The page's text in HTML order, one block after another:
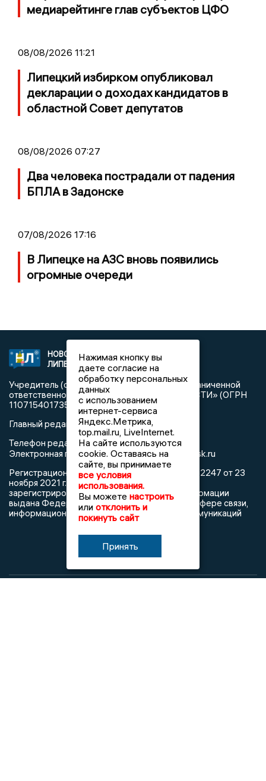
медиарейтинге глав субъектов ЦФО
08/08/2026 11:21
Липецкий избирком опубликовал
декларации о доходах кандидатов в
областной Совет депутатов
08/08/2026 07:27
Два человека пострадали от падения
БПЛА в Задонске
07/08/2026 17:16
В Липецке на АЗС вновь появились
огромные очереди
НОВОСТИ
ЛИПЕЦКА
2021 © NEWSLIPETSK.RU | СИ
«Новости Липецка»
Учредитель (соучредители): Общество с ограниченной
ответственностью «РЕГИОНАЛЬНЫЕ НОВОСТИ» (ОГРН
1107154017354)
Главный редактор: Герцог Е.Г.
Телефон редакции: +7 903 699 9427
Электронная почта редакции:info@newslipetsk.ru
Регистрационный номер: серия Эл № ФС77-82247 от 23
ноября 2021 г. согласно выписке из реестра
зарегистрированных средств массовой информации
выдана Федеральной службой по надзору в сфере связи,
информационных технологий и массовых коммуникаций
Нажимая кнопку вы
даете согласие на
обработку персональных
данных
с использованием
интернет-сервиса
Яндекс.Метрика,
top.mail.ru, LiveInternet.
На сайте используются
cookie. Оставаясь на
сайте, вы принимаете
все условия
использования.
Вы можете настроить
или отклонить и
покинуть сайт
Принять